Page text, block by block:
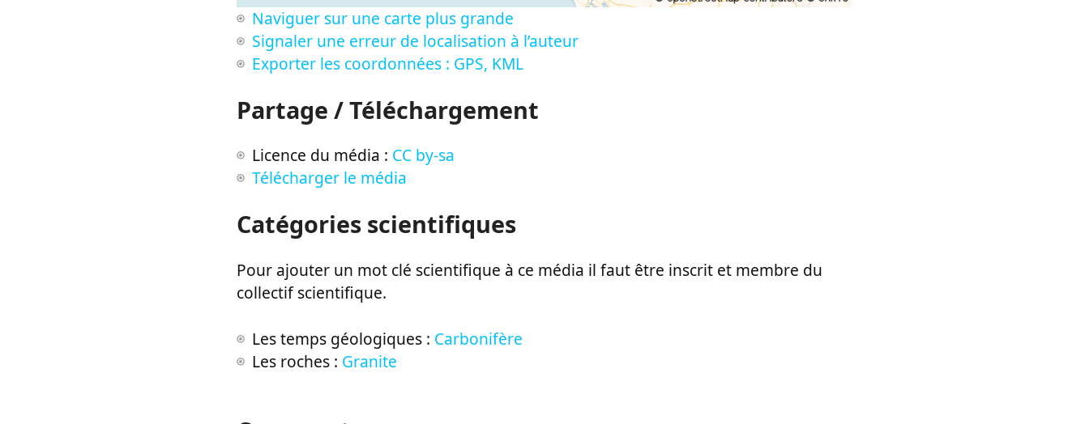
Naviguer sur une carte plus grande
Signaler une erreur de localisation à l’auteur
Exporter les coordonnées : GPS, KML
Partage / Téléchargement
Licence du média : CC by-sa
Télécharger le média
Catégories scientifiques
Pour ajouter un mot clé scientifique à ce média il faut être inscrit et membre du
collectif scientifique.
Les temps géologiques : Carbonifère
Les roches : Granite